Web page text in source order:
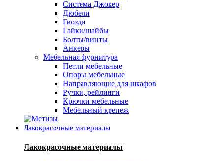
Система Джокер
Дюбели
Гвозди
Гайки/шайбы
Болты/винты
Анкеры
Мебельная фурнитура
Петли мебельные
Опоры мебельные
Направляющие для шкафов
Ручки, рейлинги
Крючки мебельные
Мебельный крепеж
Лакокрасочные материалы
Лакокрасочные материалы